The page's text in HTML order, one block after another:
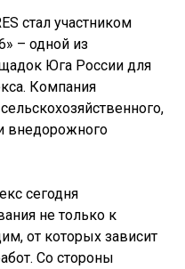
стал участником
– одной из
Юга России для
Компания
внедорожного
сегодня
не только к
от которых зависит
Со стороны